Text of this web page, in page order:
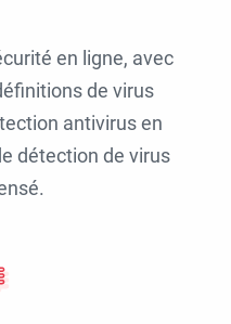
en ligne, avec
de virus
antivirus en
détection de virus